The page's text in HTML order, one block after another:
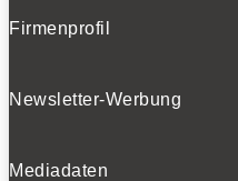
Firmenprofil
Newsletter-Werbung
Mediadaten